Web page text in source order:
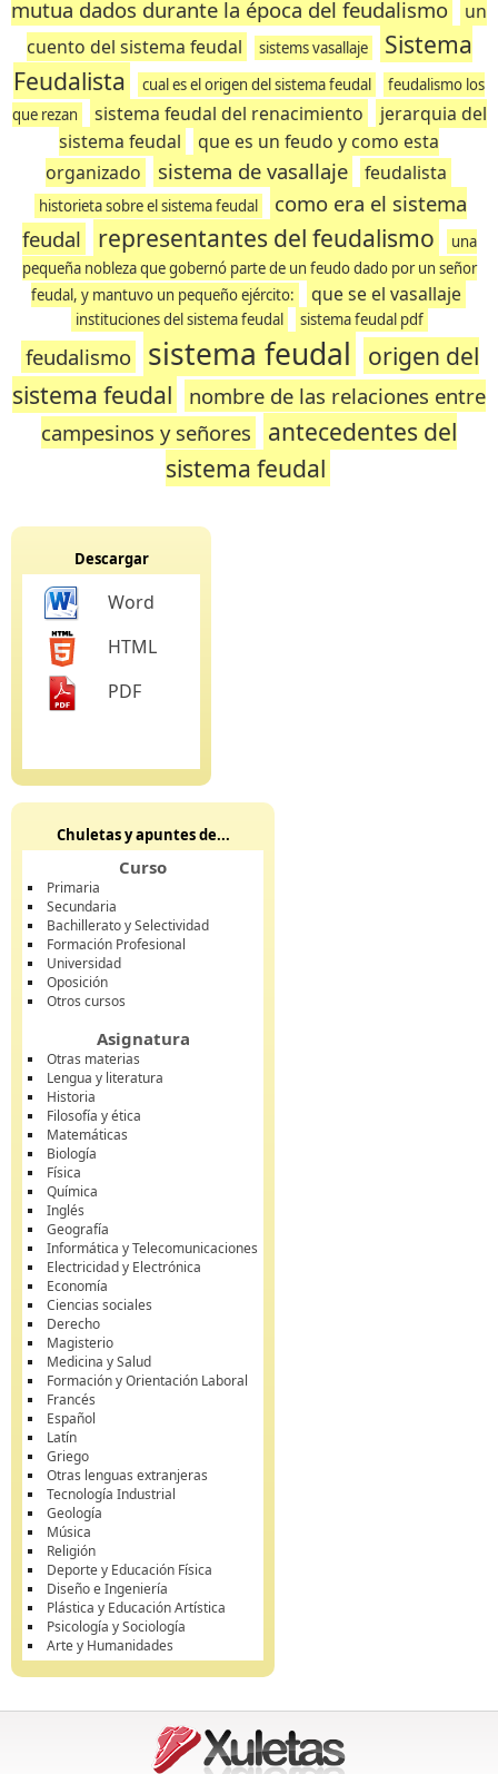
mutua dados durante la época del feudalismo
un
cuento del sistema feudal
sistems vasallaje
Sistema
Feudalista
cual es el origen del sistema feudal
feudalismo los
que rezan
sistema feudal del renacimiento
jerarquia del
sistema feudal
que es un feudo y como esta
organizado
sistema de vasallaje feudalista
historieta sobre el sistema feudal
como era el sistema
feudal
representantes del feudalismo
una
pequeña nobleza que gobernó parte de un feudo dado por un señor
feudal, y mantuvo un pequeño ejército:
que se el vasallaje
instituciones del sistema feudal sistema feudal pdf
feudalismo sistema feudal
origen del
sistema feudal
nombre de las relaciones entre
campesinos y señores
antecedentes del
sistema feudal
Descargar
Word
HTML
PDF
Chuletas y apuntes de...
Curso
Primaria
Secundaria
Bachillerato y Selectividad
Formación Profesional
Universidad
Oposición
Otros cursos
Asignatura
Otras materias
Lengua y literatura
Historia
Filosofía y ética
Matemáticas
Biología
Física
Química
Inglés
Geografía
Informática y Telecomunicaciones
Electricidad y Electrónica
Economía
Ciencias sociales
Derecho
Magisterio
Medicina y Salud
Formación y Orientación Laboral
Francés
Español
Latín
Griego
Otras lenguas extranjeras
Tecnología Industrial
Geología
Música
Religión
Deporte y Educación Física
Diseño e Ingeniería
Plástica y Educación Artística
Psicología y Sociología
Arte y Humanidades